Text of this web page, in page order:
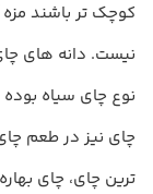
کوچک تر باشند
نیست. دانه های
نوع چای سیاه
چای نیز در طعم
ترین چای، چای